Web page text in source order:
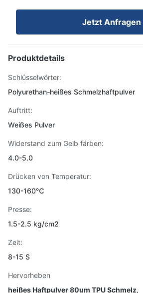
Jetzt Anfragen
Produktdetails
Schlüsselwörter:
Polyurethan-heißes Schmelzhaftpulver
Auftritt:
Weißes Pulver
Widerstand zum Gelb färben:
4.0-5.0
Drücken von Temperatur:
130-160℃
Presse:
1.5-2.5 kg/cm2
Zeit:
8-15 S
Hervorheben
heißes Haftpulver 80um TPU Schmelz,